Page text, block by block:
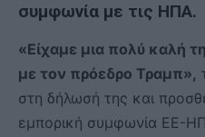
συμφωνία με τις ΗΠΑ.
«Είχαμε μια πολύ καλή
με τον πρόεδρο Τραμπ»,
στη δήλωσή της και
εμπορική συμφωνία ΕΕ-